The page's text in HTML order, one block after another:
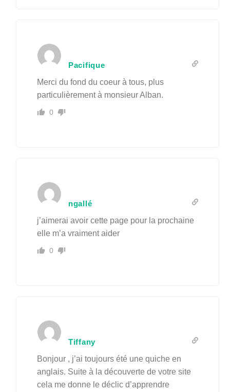
Pacifique
Merci du fond du coeur à tous, plus
particulièrement à monsieur Alban.
0
ngallé
j’aimerai avoir cette page pour la prochaine
elle m’a vraiment aider
0
Tiffany
Bonjour , j’ai toujours été une quiche en
anglais. Suite à la découverte de votre site
cela me donne le déclic d’apprendre